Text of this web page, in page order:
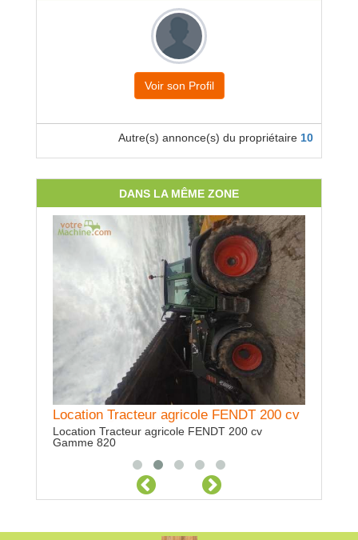
Voir son Profil
Autre(s) annonce(s) du propriétaire 10
DANS LA MÊME ZONE
Location Tracteur agricole FENDT 200 cv
Location Tracteur agricole FENDT 200 cv
Gamme 820